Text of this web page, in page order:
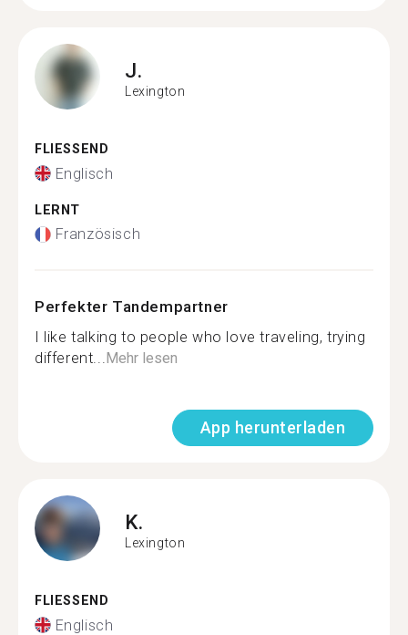
J.
Lexington
FLIESSEND
Englisch
LERNT
Französisch
Perfekter Tandempartner
I like talking to people who love traveling, trying
different...Mehr lesen
App herunterladen
K.
Lexington
FLIESSEND
Englisch